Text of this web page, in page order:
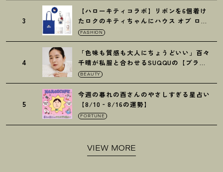
3
【ハローキティコラボ】リボンを6個着け
たロクのキティちゃんにハウス オブ ロー
ゼの限定パケも
FASHION
4
「色味も質感も大人にちょうどいい」百々
千晴が私服と合わせるSUQQUの【ブラー
リクイド リップ】6選
BEAUTY
5
今週の暮れの酉さんのやさしすぎる星占い
【8/10‐8/16の運勢】
FORTUNE
VIEW MORE